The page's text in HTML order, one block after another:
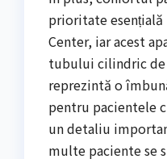
prioritate esențială
Center, iar acest
tubului cilindric de
reprezintă o
pentru pacientele
un detaliu
multe paciente se